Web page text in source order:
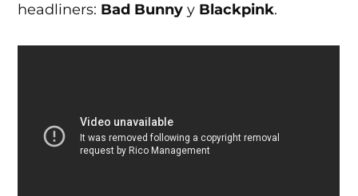
headliners: Bad Bunny y Blackpink.